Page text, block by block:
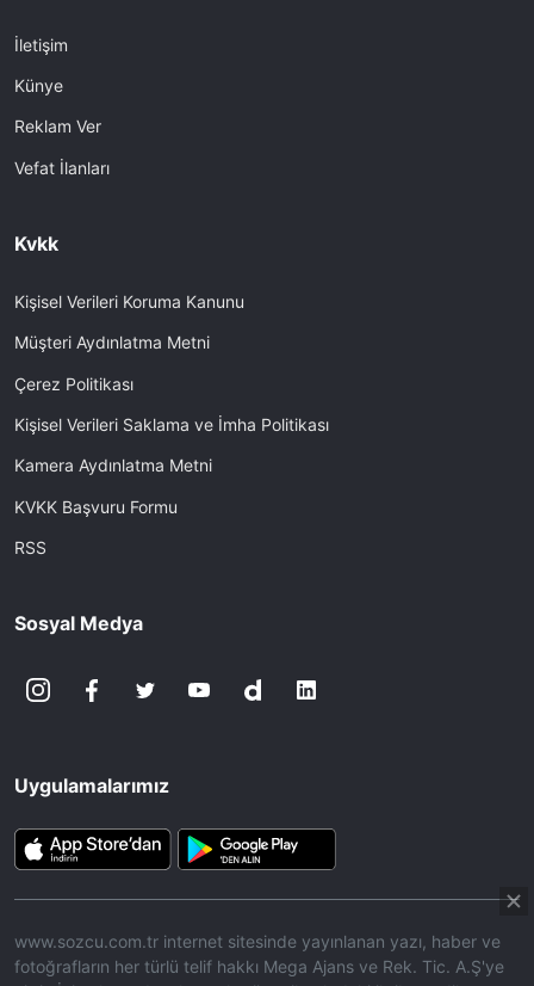
İletişim
Künye
Reklam Ver
Vefat İlanları
Kvkk
Kişisel Verileri Koruma Kanunu
Müşteri Aydınlatma Metni
Çerez Politikası
Kişisel Verileri Saklama ve İmha Politikası
Kamera Aydınlatma Metni
KVKK Başvuru Formu
RSS
Sosyal Medya
Uygulamalarımız
www.sozcu.com.tr internet sitesinde yayınlanan yazı, haber ve
fotoğrafların her türlü telif hakkı Mega Ajans ve Rek. Tic. A.Ş'ye